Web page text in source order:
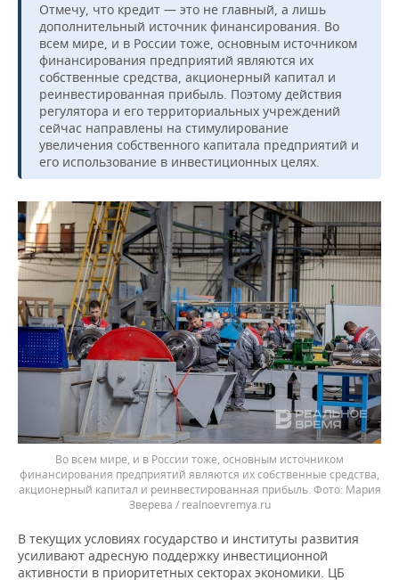
Отмечу, что кредит — это не главный, а лишь
дополнительный источник финансирования. Во
всем мире, и в России тоже, основным источником
финансирования предприятий являются их
собственные средства, акционерный капитал и
реинвестированная прибыль. Поэтому действия
регулятора и его территориальных учреждений
сейчас направлены на стимулирование
увеличения собственного капитала предприятий и
его использование в инвестиционных целях.
Во всем мире, и в России тоже, основным источником
финансирования предприятий являются их собственные средства,
акционерный капитал и реинвестированная прибыль.
Мария
Зверева / realnoevremya.ru
В текущих условиях государство и институты развития
усиливают адресную поддержку инвестиционной
активности в приоритетных секторах экономики. ЦБ